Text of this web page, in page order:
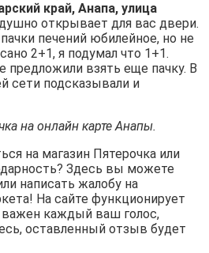
край, Анапа, улица
открывает для вас двери.
печений юбилейное, но не
2+1, я подумал что 1+1.
предложили взять еще пачку. В
сети подсказывали и
на онлайн карте Анапы.
на магазин Пятерочка или
Здесь вы можете
написать жалобу на
На сайте функционирует
важен каждый ваш голос,
оставленный отзыв будет